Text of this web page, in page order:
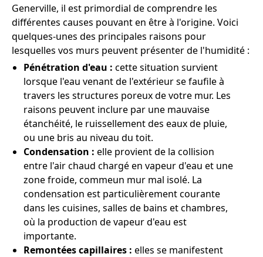
Generville, il est primordial de comprendre les
différentes causes pouvant en être à l'origine. Voici
quelques-unes des principales raisons pour
lesquelles vos murs peuvent présenter de l'humidité :
Pénétration d'eau : cette situation survient
lorsque l'eau venant de l'extérieur se faufile à
travers les structures poreux de votre mur. Les
raisons peuvent inclure par une mauvaise
étanchéité, le ruissellement des eaux de pluie,
ou une bris au niveau du toit.
Condensation : elle provient de la collision
entre l'air chaud chargé en vapeur d'eau et une
zone froide, commeun mur mal isolé. La
condensation est particulièrement courante
dans les cuisines, salles de bains et chambres,
où la production de vapeur d'eau est
importante.
Remontées capillaires : elles se manifestent